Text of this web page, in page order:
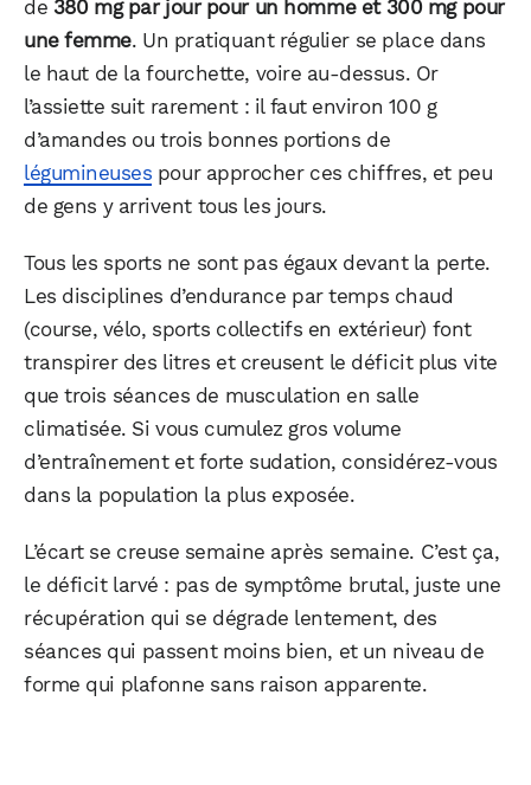
de 380 mg par jour pour un homme et 300 mg pour
une femme. Un pratiquant régulier se place dans
le haut de la fourchette, voire au-dessus. Or
l’assiette suit rarement : il faut environ 100 g
d’amandes ou trois bonnes portions de
légumineuses pour approcher ces chiffres, et peu
de gens y arrivent tous les jours.
Tous les sports ne sont pas égaux devant la perte.
Les disciplines d’endurance par temps chaud
(course, vélo, sports collectifs en extérieur) font
transpirer des litres et creusent le déficit plus vite
que trois séances de musculation en salle
climatisée. Si vous cumulez gros volume
d’entraînement et forte sudation, considérez-vous
dans la population la plus exposée.
L’écart se creuse semaine après semaine. C’est ça,
le déficit larvé : pas de symptôme brutal, juste une
récupération qui se dégrade lentement, des
séances qui passent moins bien, et un niveau de
forme qui plafonne sans raison apparente.